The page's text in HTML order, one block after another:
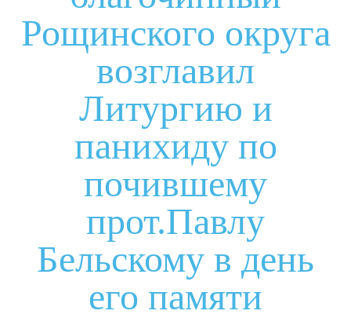
Рощинского округа
возглавил
Литургию и
панихиду по
почившему
прот.Павлу
Бельскому в день
его памяти